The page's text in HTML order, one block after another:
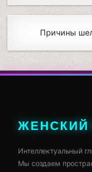
Причины
ЖЕНСКИЙ
Интеллектуальный
Мы создаем